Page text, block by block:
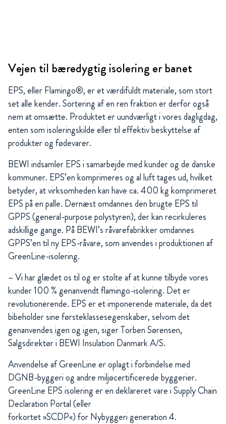
Vejen til bæredygtig isolering er banet
EPS, eller Flamingo®, er et værdifuldt materiale, som stort
set alle kender. Sortering af en ren fraktion er derfor også
nem at omsætte. Produktet er uundværligt i vores dagligdag,
enten som isoleringskilde eller til effektiv beskyttelse af
produkter og fødevarer.
BEWI indsamler EPS i samarbejde med kunder og de danske
kommuner. EPS’en komprimeres og al luft tages ud, hvilket
betyder, at virksomheden kan have ca. 400 kg komprimeret
EPS på en palle. Dernæst omdannes den brugte EPS til
GPPS (general-purpose polystyren), der kan recirkuleres
adskillige gange. På BEWI’s råvarefabrikker omdannes
GPPS’en til ny EPS-råvare, som anvendes i produktionen af
GreenLine-isolering.
– Vi har glædet os til og er stolte af at kunne tilbyde vores
kunder 100 % genanvendt flamingo-isolering. Det er
revolutionerende. EPS er et imponerende materiale, da det
bibehol­der sine førsteklassesegenskaber, selvom det
genanvendes igen og igen, siger Torben Sørensen,
Salgsdirektør i BEWI Insulation Danmark A/S.
Anvendelse af GreenLine er oplagt i forbindelse med
DGNB-byggeri og andre miljøcertificerede byggerier.
GreenLine EPS isolering er en deklareret vare i Supply Chain
Declaration Portal (eller
forkortet »SCDP«) for Nybyggeri generation 4.